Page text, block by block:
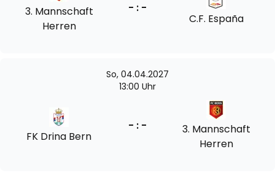
3. Mannschaft
Herren
- : -
C.F. España
So, 04.04.2027
13:00 Uhr
FK Drina Bern
- : -
3. Mannschaft
Herren